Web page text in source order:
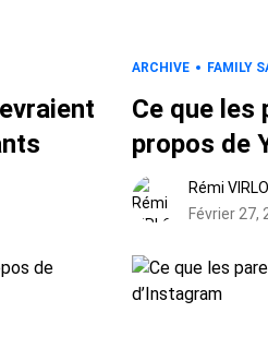
ARCHIVE FAMILY
Ce que les
propos de
Rémi
Février 27,